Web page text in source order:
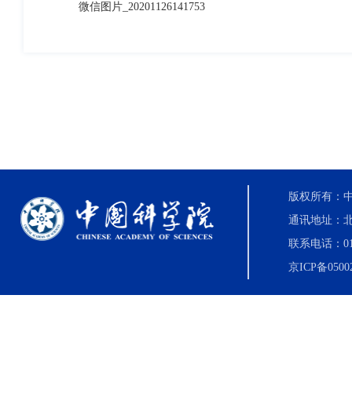
微信图片_20201126141753
版权所有：
通讯地址：
联系电话：
京ICP备